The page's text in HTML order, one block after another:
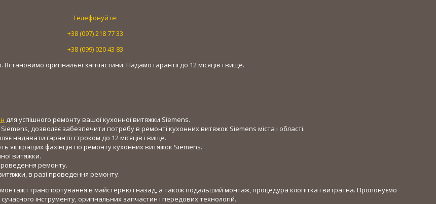
Телефонуйте:
+38 (097) 218 77 33
+38 (099) 020 43 83
оригінальні запчастини. Надамо гарантії до 12 місяців і вище.
для успішного ремонту вашої кухонної витяжки Siemens.
Siemens, дозволяє забезпечити потребу в ремонті кухонних витяжок Siemens міста і області.
надавати гарантії строком до 12 місяців і вище.
як кращих фахівців по ремонту кухонних витяжок Siemens.
витяжки.
ремонту.
в разі проведення ремонту.
і транспортування в майстерню і назад, а також подальший монтаж, процедура клопітка і витратна. Пропонуємо
інструменту, оригінальних запчастин і передових технологій.